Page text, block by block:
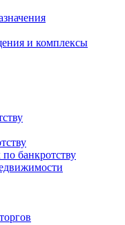
и комплексы
банкротству